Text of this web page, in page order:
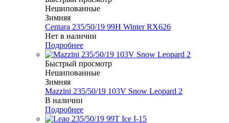
Нешипованные
Зимняя
Centara 235/50/19 99H Winter RX626
Нет в наличии
Подробнее
Быстрый просмотр
Нешипованные
Зимняя
Mazzini 235/50/19 103V Snow Leopard 2
В наличии
Подробнее